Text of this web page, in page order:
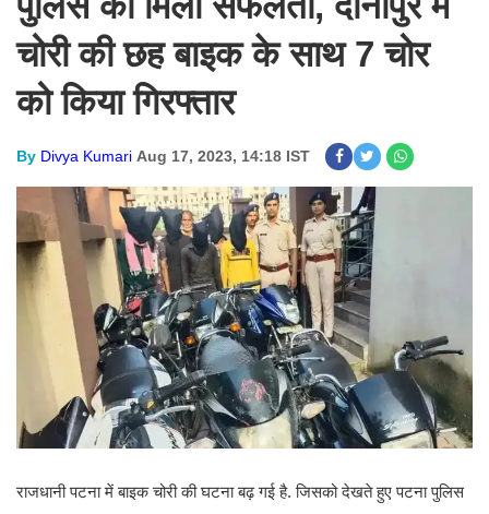
चोरी की छह बाइक के साथ 7 चोर
को किया गिरफ्तार
By Divya Kumari Aug 17, 2023, 14:18 IST
राजधानी पटना में बाइक चोरी की घटना बढ़ गई है. जिसको देखते हुए पटना पुलिस